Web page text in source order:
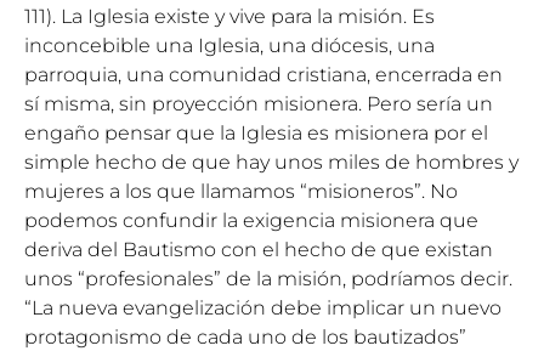
111). La Iglesia existe y vive para la misión. Es
inconcebible una Iglesia, una diócesis, una
parroquia, una comunidad cristiana, encerrada en
sí misma, sin proyección misionera. Pero sería un
engaño pensar que la Iglesia es misionera por el
simple hecho de que hay unos miles de hombres y
mujeres a los que llamamos “misioneros”. No
podemos confundir la exigencia misionera que
deriva del Bautismo con el hecho de que existan
unos “profesionales” de la misión, podríamos decir.
“La nueva evangelización debe implicar un nuevo
protagonismo de cada uno de los bautizados”